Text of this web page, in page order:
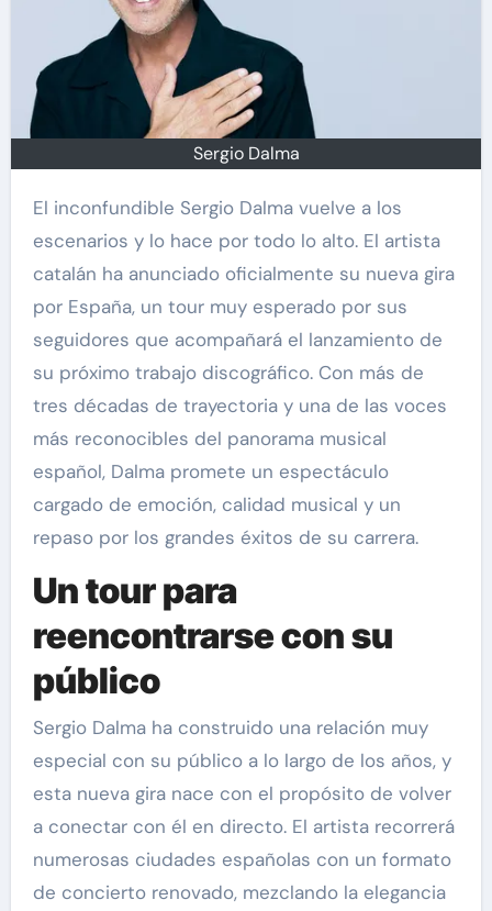
Sergio Dalma
El inconfundible Sergio Dalma vuelve a los
escenarios y lo hace por todo lo alto. El artista
catalán ha anunciado oficialmente su nueva gira
por España, un tour muy esperado por sus
seguidores que acompañará el lanzamiento de
su próximo trabajo discográfico. Con más de
tres décadas de trayectoria y una de las voces
más reconocibles del panorama musical
español, Dalma promete un espectáculo
cargado de emoción, calidad musical y un
repaso por los grandes éxitos de su carrera.
Un tour para
reencontrarse con su
público
Sergio Dalma ha construido una relación muy
especial con su público a lo largo de los años, y
esta nueva gira nace con el propósito de volver
a conectar con él en directo. El artista recorrerá
numerosas ciudades españolas con un formato
de concierto renovado, mezclando la elegancia